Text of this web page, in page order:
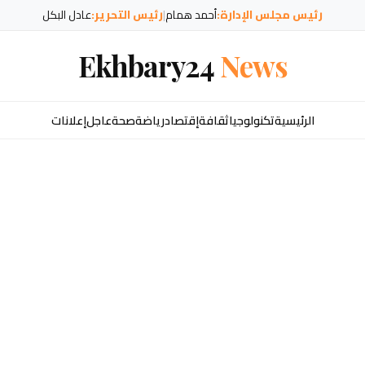
رئيس مجلس الإدارة:أحمد همام|رئيس التحرير:عادل البكل
Ekhbary24News
الرئيسيةتكنولوجياثقافةإقتصادرياضةصحةعاجلإعلانات